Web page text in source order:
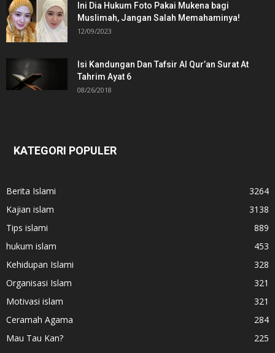
Ini Dia Hukum Foto Pakai Mukena bagi
Muslimah, Jangan Salah Memahaminya!
12/09/2023
Isi Kandungan Dan Tafsir Al Qur’an Surat At
Tahrim Ayat 6
08/26/2018
KATEGORI POPULER
Berita Islami
3264
Kajian islam
3138
Tips islami
889
hukum islam
453
Kehidupan Islami
328
Organisasi Islam
321
Motivasi islam
321
Ceramah Agama
284
Mau Tau Kan?
225